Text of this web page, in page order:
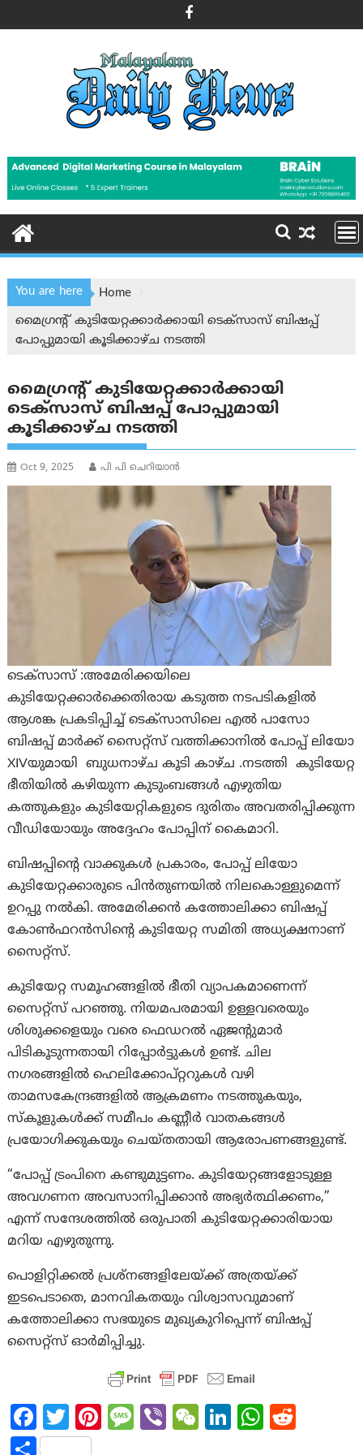
to
You are here
Home
മൈഗ്രന്റ് കുടിയേറ്റക്കാർക്കായി ടെക്‌സാസ് ബിഷപ്പ്
പോപ്പുമായി കൂടിക്കാഴ്ച നടത്തി
മൈഗ്രന്റ് കുടിയേറ്റക്കാർക്കായി
ടെക്‌സാസ് ബിഷപ്പ് പോപ്പുമായി
കൂടിക്കാഴ്ച നടത്തി
Oct 9, 2025 പി പി ചെറിയാൻ
ടെക്സാസ് :അമേരിക്കയിലെ
കുടിയേറ്റക്കാർക്കെതിരായ കടുത്ത നടപടികളിൽ
ആശങ്ക പ്രകടിപ്പിച്ച് ടെക്‌സാസിലെ എൽ പാസോ
ബിഷപ്പ് മാർക്ക് സൈറ്റ്സ് വത്തിക്കാനിൽ പോപ്പ് ലിയോ
XIVയുമായി ബുധനാഴ്ച കൂടി കാഴ്ച .നടത്തി കുടിയേറ്റ
ഭീതിയിൽ കഴിയുന്ന കുടുംബങ്ങൾ എഴുതിയ
കത്തുകളും കുടിയേറ്റികളുടെ ദുരിതം അവതരിപ്പിക്കുന്ന
വീഡിയോയും അദ്ദേഹം പോപ്പിന് കൈമാറി.
ബിഷപ്പിന്റെ വാക്കുകൾ പ്രകാരം, പോപ്പ് ലിയോ
കുടിയേറ്റക്കാരുടെ പിൻതുണയിൽ നിലകൊള്ളുമെന്ന്
ഉറപ്പു നൽകി. അമേരിക്കൻ കത്തോലിക്കാ ബിഷപ്പ്
കോൺഫറൻസിന്റെ കുടിയേറ്റ സമിതി അധ്യക്ഷനാണ്
സൈറ്റ്സ്.
കുടിയേറ്റ സമൂഹങ്ങളിൽ ഭീതി വ്യാപകമാണെന്ന്
സൈറ്റ്സ് പറഞ്ഞു. നിയമപരമായി ഉള്ളവരെയും
ശിശുക്കളെയും വരെ ഫെഡറൽ ഏജന്റുമാർ
പിടികൂടുന്നതായി റിപ്പോർട്ടുകൾ ഉണ്ട്. ചില
നഗരങ്ങളിൽ ഹെലിക്കോപ്റ്ററുകൾ വഴി
താമസകേന്ദ്രങ്ങളിൽ ആക്രമണം നടത്തുകയും,
സ്കൂളുകൾക്ക് സമീപം കണ്ണീർ വാതകങ്ങൾ
പ്രയോഗിക്കുകയും ചെയ്തതായി ആരോപണങ്ങളുണ്ട്.
“പോപ്പ് ട്രംപിനെ കണ്ടുമുട്ടണം. കുടിയേറ്റങ്ങളോടുള്ള
അവഗണന അവസാനിപ്പിക്കാൻ അഭ്യർത്ഥിക്കണം,”
എന്ന് സന്ദേശത്തിൽ ഒരുപാതി കുടിയേറ്റക്കാരിയായ
മറിയ എഴുതുന്നു.
പൊളിറ്റിക്കൽ പ്രശ്നങ്ങളിലേയ്ക്ക് അത്രയ്ക്ക്
ഇടപെടാതെ, മാനവികതയും വിശ്വാസവുമാണ്
കത്തോലിക്കാ സഭയുടെ മുഖ്യകുറിപ്പെന്ന് ബിഷപ്പ്
സൈറ്റ്സ് ഓർമിപ്പിച്ചു.
Fa
ce
T
w
Pi M Vi W Li W